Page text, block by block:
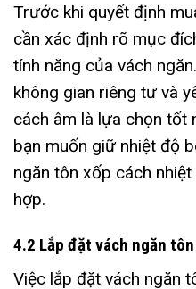
Trước khi quyết định
cần xác định rõ mục
tính năng của vách
không gian riêng tư và
cách âm là lựa chọn tốt
bạn muốn giữ nhiệt độ
ngăn tôn xốp cách
hợp.
4.2 Lắp đặt vách ngăn
Việc lắp đặt vách ngăn